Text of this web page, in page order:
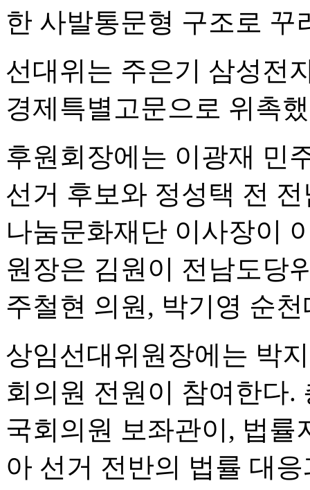
한 사발통문형 구조로 꾸
선대위는 주은기 삼성전
경제특별고문으로 위촉
후원회장에는 이광재 민
선거 후보와 정성택 전
나눔문화재단 이사장이
원장은 김원이 전남도당
주철현 의원, 박기영 순
상임선대위원장에는 박
회의원 전원이 참여한다
국회의원 보좌관이, 법률
아 선거 전반의 법률 대